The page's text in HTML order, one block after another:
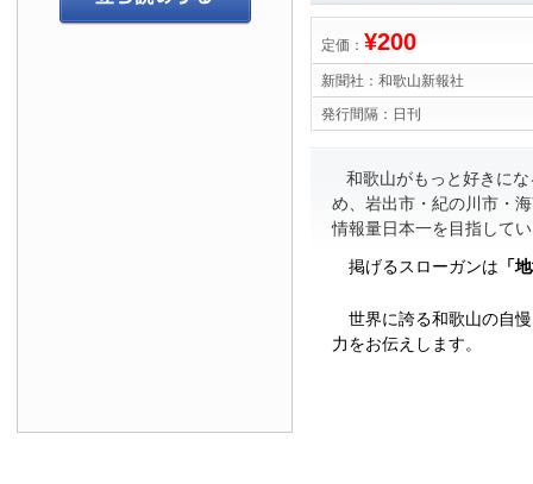
定価： ¥200
新聞社： 和歌山新報社
発行間隔： 日刊
和歌山がもっと好きに
め、岩出市・紀の川市・
情報量日本一を目指して
掲げるスローガンは 「
世界に誇る和歌山の自
力をお伝えします。